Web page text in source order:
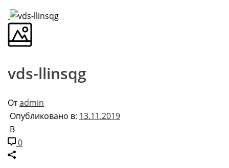
vds-llinsqg
Отadmin
Опубликовано в: 13.11.2019
В
0